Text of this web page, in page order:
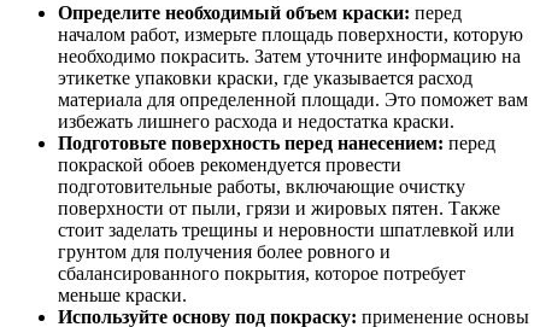
Определите необходимый объем краски: перед
началом работ, измерьте площадь поверхности, которую
необходимо покрасить. Затем уточните информацию на
этикетке упаковки краски, где указывается расход
материала для определенной площади. Это поможет вам
избежать лишнего расхода и недостатка краски.
Подготовьте поверхность перед нанесением: перед
покраской обоев рекомендуется провести
подготовительные работы, включающие очистку
поверхности от пыли, грязи и жировых пятен. Также
стоит заделать трещины и неровности шпатлевкой или
грунтом для получения более ровного и
сбалансированного покрытия, которое потребует
меньше краски.
Используйте основу под покраску: применение основы